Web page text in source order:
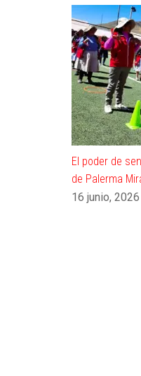
El poder de
de Palerma
16 junio, 2026